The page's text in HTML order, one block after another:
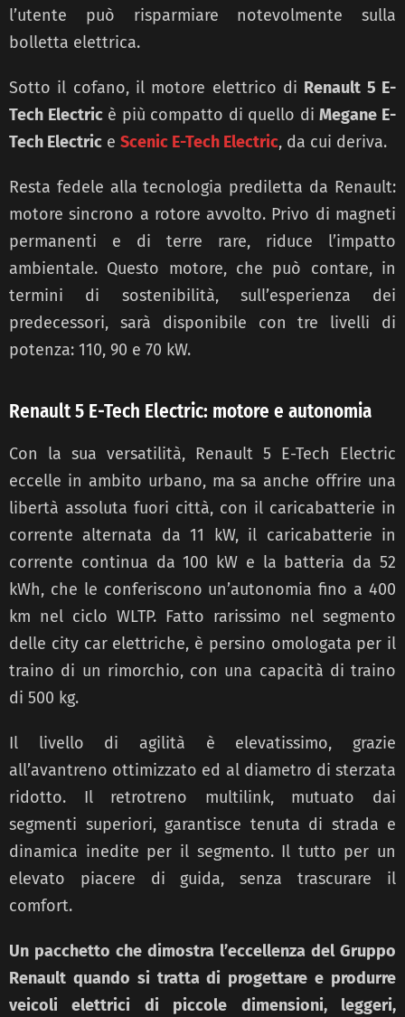
l’utente può risparmiare notevolmente sulla
bolletta elettrica.
Sotto il cofano, il motore elettrico di Renault 5 E-
Tech Electricè più compatto di quello diMegane E-
Tech Electric e Scenic E-Tech Electric, da cui deriva.
Resta fedele alla tecnologia prediletta da Renault:
motore sincrono a rotore avvolto. Privo di magneti
permanenti e di terre rare, riduce l’impatto
ambientale. Questo motore, che può contare, in
termini di sostenibilità, sull’esperienza dei
predecessori, sarà disponibile con tre livelli di
potenza: 110, 90 e 70 kW.
Renault 5 E-Tech Electric: motore e autonomia
Con la sua versatilità, Renault 5 E-Tech Electric
eccelle in ambito urbano, ma sa anche offrire una
libertà assoluta fuori città, con il caricabatterie in
corrente alternata da 11 kW, il caricabatterie in
corrente continua da 100 kW e la batteria da 52
kWh, che le conferiscono un’autonomia fino a 400
km nel ciclo WLTP. Fatto rarissimo nel segmento
delle city car elettriche, è persino omologata per il
traino di un rimorchio, con una capacità di traino
di 500 kg.
Il livello di agilità è elevatissimo, grazie
all’avantreno ottimizzato ed al diametro di sterzata
ridotto. Il retrotreno multilink, mutuato dai
segmenti superiori, garantisce tenuta di strada e
dinamica inedite per il segmento. Il tutto per un
elevato piacere di guida, senza trascurare il
comfort.
Un pacchetto che dimostra l’eccellenza del Gruppo
Renault quando si tratta di progettare e produrre
veicoli elettrici di piccole dimensioni, leggeri,